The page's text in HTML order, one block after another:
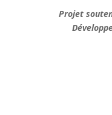
Projet